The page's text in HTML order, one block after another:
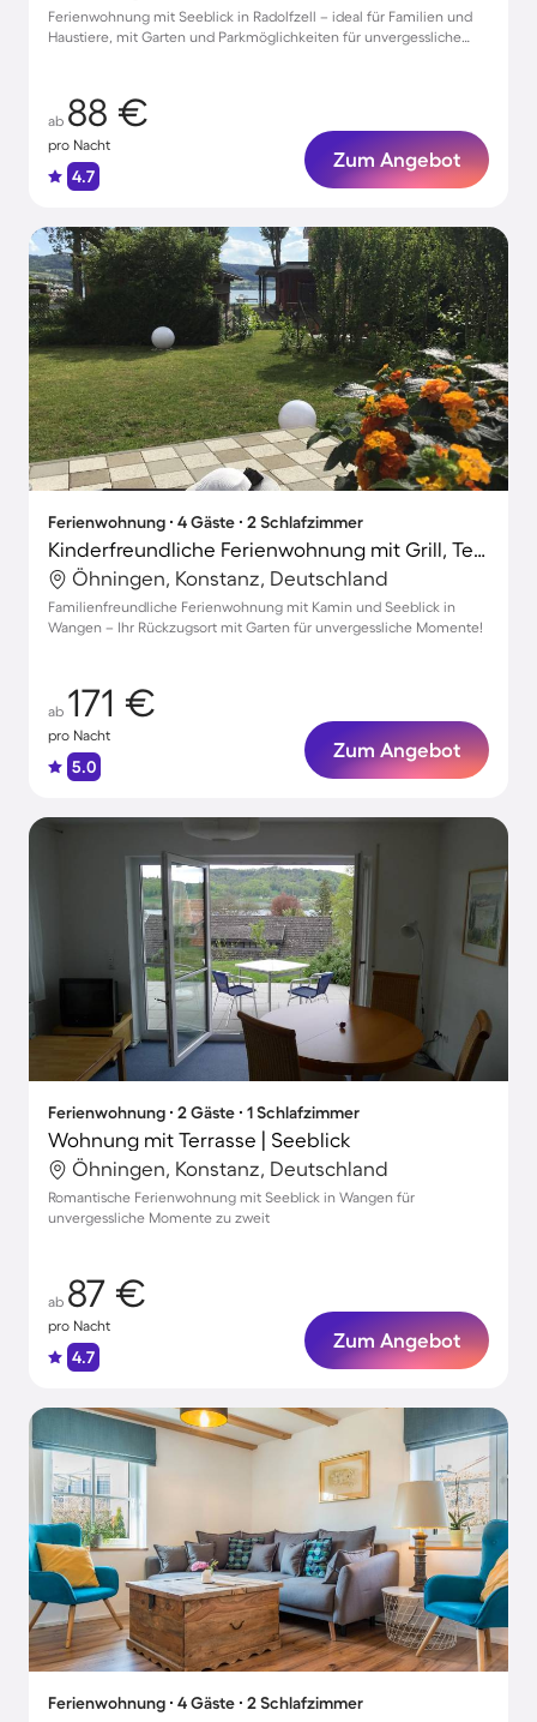
Ferienwohnung mit Seeblick in Radolfzell – ideal für Familien und
Haustiere, mit Garten und Parkmöglichkeiten für unvergessliche
ab 88 €
pro Nacht
4.7
Zum Angebot
Ferienwohnung ∙ 4 Gäste ∙ 2 Schlafzimmer
Kinderfreundliche Ferienwohnung mit Grill, Terrasse und Garten | Naturblick
Öhningen, Konstanz, Deutschland
Familienfreundliche Ferienwohnung mit Kamin und Seeblick in
Wangen – Ihr Rückzugsort mit Garten für unvergessliche Momente!
ab 171 €
pro Nacht
5.0
Zum Angebot
Ferienwohnung ∙ 2 Gäste ∙ 1 Schlafzimmer
Wohnung mit Terrasse | Seeblick
Öhningen, Konstanz, Deutschland
Romantische Ferienwohnung mit Seeblick in Wangen für
unvergessliche Momente zu zweit
ab 87 €
pro Nacht
4.7
Zum Angebot
Ferienwohnung ∙ 4 Gäste ∙ 2 Schlafzimmer